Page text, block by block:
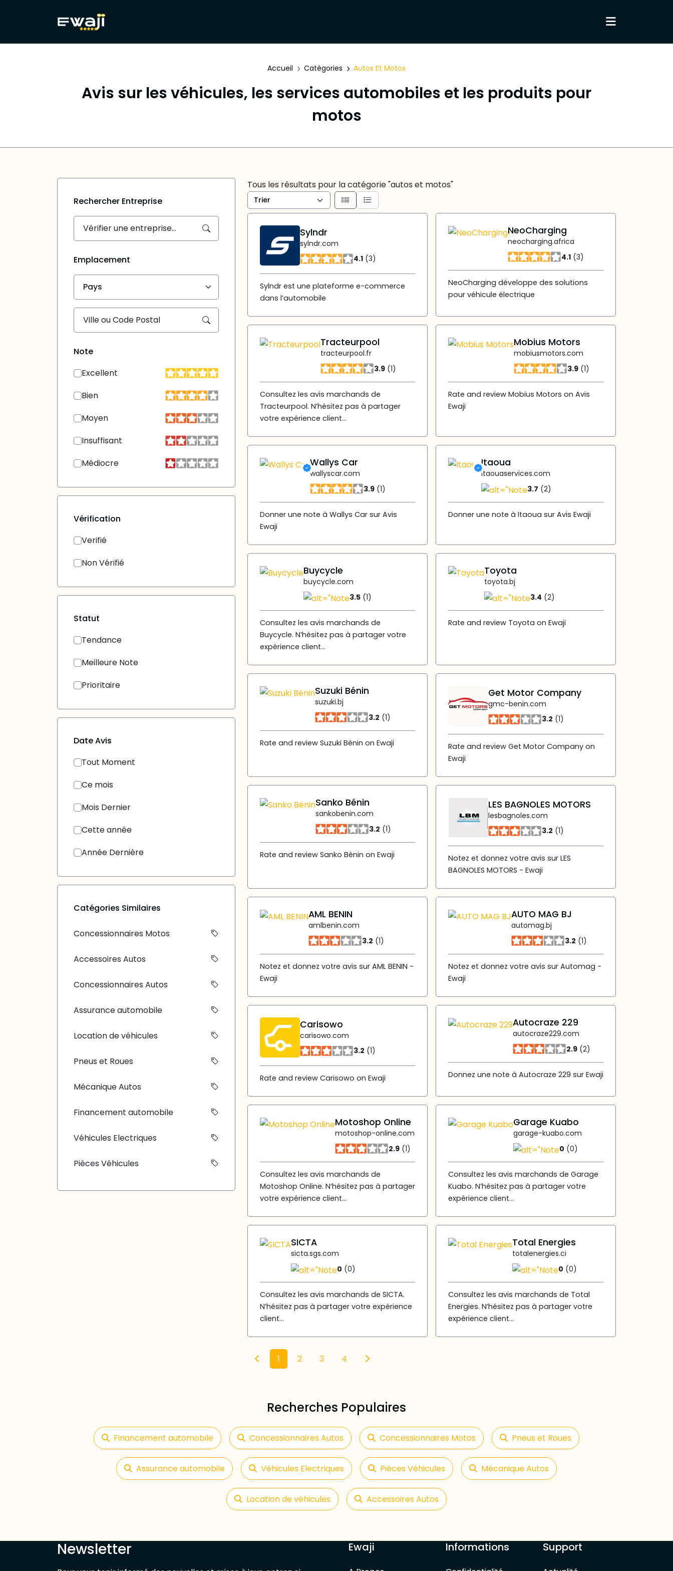
Accueil Catégories Autos Et Motos
Avis sur les véhicules, les services automobiles et les produits pour
motos
Rechercher Entreprise
Emplacement
Pays
Note
Excellent
Bien
Moyen
Insuffisant
Médiocre
Vérification
Verifié
Non Vérifié
Statut
Tendance
Meilleure Note
Prioritaire
Date Avis
Tout Moment
Ce mois
Mois Dernier
Cette année
Année Dernière
Catégories Similaires
Concessionnaires Motos
Accessoires Autos
Concessionnaires Autos
Assurance automobile
Location de véhicules
Pneus et Roues
Mécanique Autos
Financement automobile
Véhicules Electriques
Pièces Véhicules
Tous les résultats pour la catégorie "autos et motos"
Sylndr
sylndr.com
4.1 (3)
Sylndr est une plateforme e-commerce
dans l’automobile
NeoCharging
neocharging.africa
4.1 (3)
NeoCharging développe des solutions
pour véhicule électrique
Tracteurpool
tracteurpool.fr
3.9 (1)
Consultez les avis marchands de
Tracteurpool. N’hésitez pas à partager
votre expérience client...
Mobius Motors
mobiusmotors.com
3.9 (1)
Rate and review Mobius Motors on Avis
Ewaji
Wallys Car
wallyscar.com
3.9 (1)
Donner une note à Wallys Car sur Avis
Ewaji
Itaoua
itaouaservices.com
3.7 (2)
Donner une note à Itaoua sur Avis Ewaji
Buycycle
buycycle.com
3.5 (1)
Consultez les avis marchands de
Buycycle. N’hésitez pas à partager votre
expérience client...
Toyota
toyota.bj
3.4 (2)
Rate and review Toyota on Ewaji
Suzuki Bénin
suzuki.bj
3.2 (1)
Rate and review Suzuki Bénin on Ewaji
Get Motor Company
gmc-benin.com
3.2 (1)
Rate and review Get Motor Company on
Ewaji
Sanko Bénin
sankobenin.com
3.2 (1)
Rate and review Sanko Bénin on Ewaji
LES BAGNOLES MOTORS
lesbagnoles.com
3.2 (1)
Notez et donnez votre avis sur LES
BAGNOLES MOTORS - Ewaji
AML BENIN
amlbenin.com
3.2 (1)
Notez et donnez votre avis sur AML BENIN -
Ewaji
AUTO MAG BJ
automag.bj
3.2 (1)
Notez et donnez votre avis sur Automag -
Ewaji
Carisowo
carisowo.com
3.2 (1)
Rate and review Carisowo on Ewaji
Autocraze 229
autocraze229.com
2.9 (2)
Donnez une note à Autocraze 229 sur Ewaji
Motoshop Online
motoshop-online.com
2.9 (1)
Consultez les avis marchands de
Motoshop Online. N’hésitez pas à partager
votre expérience client...
Garage Kuabo
garage-kuabo.com
0 (0)
Consultez les avis marchands de Garage
Kuabo. N’hésitez pas à partager votre
expérience client...
SICTA
sicta.sgs.com
0 (0)
Consultez les avis marchands de SICTA.
N’hésitez pas à partager votre expérience
client...
Total Energies
totalenergies.ci
0 (0)
Consultez les avis marchands de Total
Energies. N’hésitez pas à partager votre
expérience client...
1 2 3 4
Recherches Populaires
Financement automobile Concessionnaires Autos Concessionnaires Motos Pneus et Roues
Assurance automobile Véhicules Electriques Pièces Véhicules Mécanique Autos
Location de véhicules Accessoires Autos
Newsletter Ewaji Informations Support